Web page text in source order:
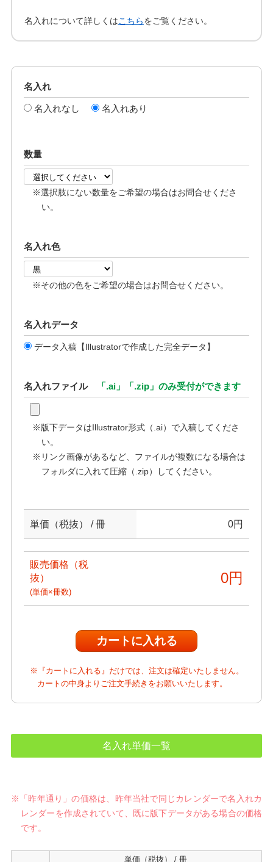
名入れについて詳しくはこちら をご覧ください。
名入れ
名入れなし 名入れあり
数量
※選択肢にない数量をご希望の場合はお問合せくださ
い。
名入れ色
※その他の色をご希望の場合はお問合せください。
名入れデータ
データ入稿【Illustratorで作成した完全データ】
名入れファイル「.ai」「.zip」のみ受付ができます
※版下データはIllustrator形式（.ai）で入稿してくださ
い。
※リンク画像があるなど、ファイルが複数になる場合は
フォルダに入れて圧縮（.zip）してください。
単価（税抜） / 冊 0円
販売価格（税
抜）
(単価×冊数)
0円
※『カートに入れる』だけでは、注文は確定いたしません。
カートの中身よりご注文手続きをお願いいたします。
名入れ単価一覧
※「昨年通り」の価格は、昨年当社で同じカレンダーで名入れカ
レンダーを作成されていて、既に版下データがある場合の価格
です。
単価（税抜） / 冊